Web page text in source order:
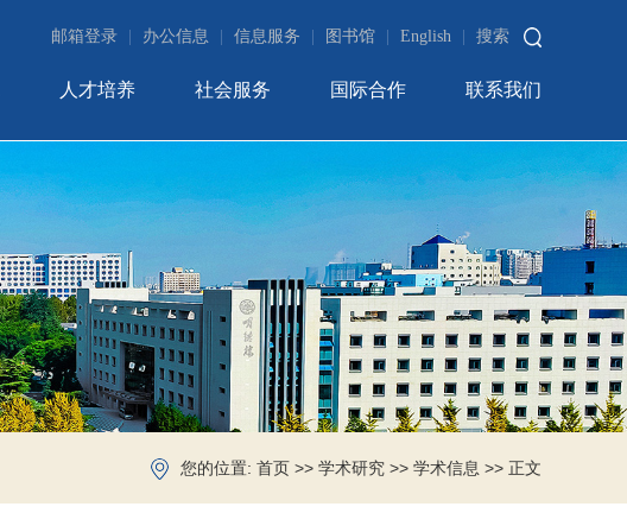
邮箱登录 办公信息 信息服务 图书馆 English 搜索
人才培养 社会服务 国际合作 联系我们
您的位置: 首页 >> 学术研究 >> 学术信息 >> 正文